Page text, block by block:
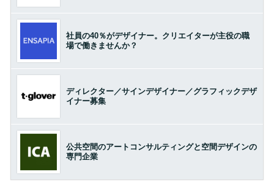
社員の40％がデザイナー。クリエイターが主役の職
場で働きませんか？
ディレクター／サインデザイナー／グラフィックデザ
イナー募集
公共空間のアートコンサルティングと空間デザインの
専門企業